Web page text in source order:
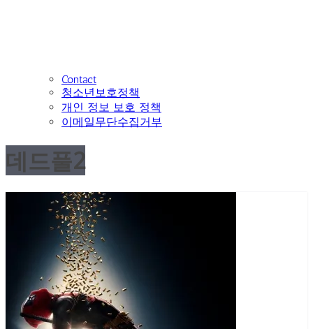
Contact
청소년보호정책
개인 정보 보호 정책
이메일무단수집거부
데드풀2